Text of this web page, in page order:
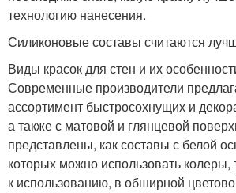
технологию нанесения.
Силиконовые составы считаются
Виды красок для стен и их
Современные производители
ассортимент быстросохнущих и
а также с матовой и глянцевой
представлены, как составы с белой
которых можно использовать колеры,
к использованию, в обширной